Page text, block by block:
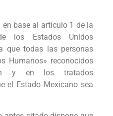
base al artículo 1 de la
los Estados Unidos
que todas las personas
Humanos» reconocidos
y en los tratados
el Estado Mexicano sea